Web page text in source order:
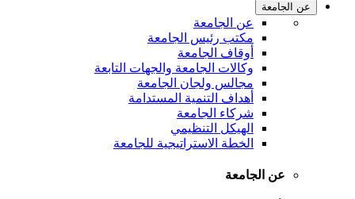
عن الجامعة
عن الجامعة
مكتب رئيس الجامعة
أوقاف الجامعة
وكالات الجامعة والجهات التابعة
مجالس ولجان الجامعة
أهداف التنمية المستدامة
شركاء الجامعة
الهيكل التنظيمي
الخطة الاستراتيجية للجامعة
عن الجامعة